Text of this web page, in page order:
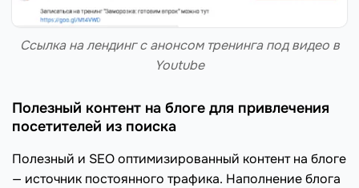
Ссылка на лендинг c анонсом тренинга под видео в
Youtube
Полезный контент на блоге для привлечения
посетителей из поиска
Полезный и SEO оптимизированный контент на блоге
— источник постоянного трафика. Наполнение блога